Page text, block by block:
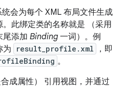
会为每个 XML 布局文件生成
此绑定类的名称就是 （采用
尾添加 Binding 一词）。例
为
result_profile.xml
，即
。
成属性） 引用视图，并通过